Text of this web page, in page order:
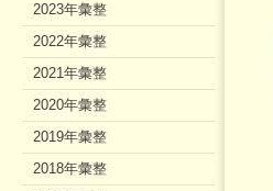
2023年彙整
2022年彙整
2021年彙整
2020年彙整
2019年彙整
2018年彙整